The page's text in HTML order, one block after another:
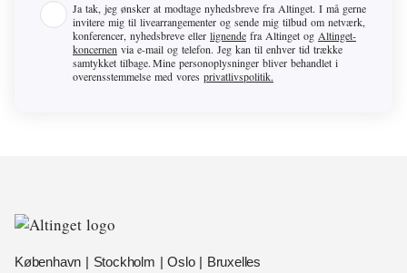
Ja tak, jeg ønsker at modtage nyhedsbreve fra Altinget. I må gerne
invitere mig til livearrangementer og sende mig tilbud om netværk,
konferencer, nyhedsbreve eller lignende fra Altinget og Altinget-
koncernen via e-mail og telefon. Jeg kan til enhver tid trække
samtykket tilbage. Mine personoplysninger bliver behandlet i
overensstemmelse med vores privatlivspolitik.
København | Stockholm | Oslo | Bruxelles